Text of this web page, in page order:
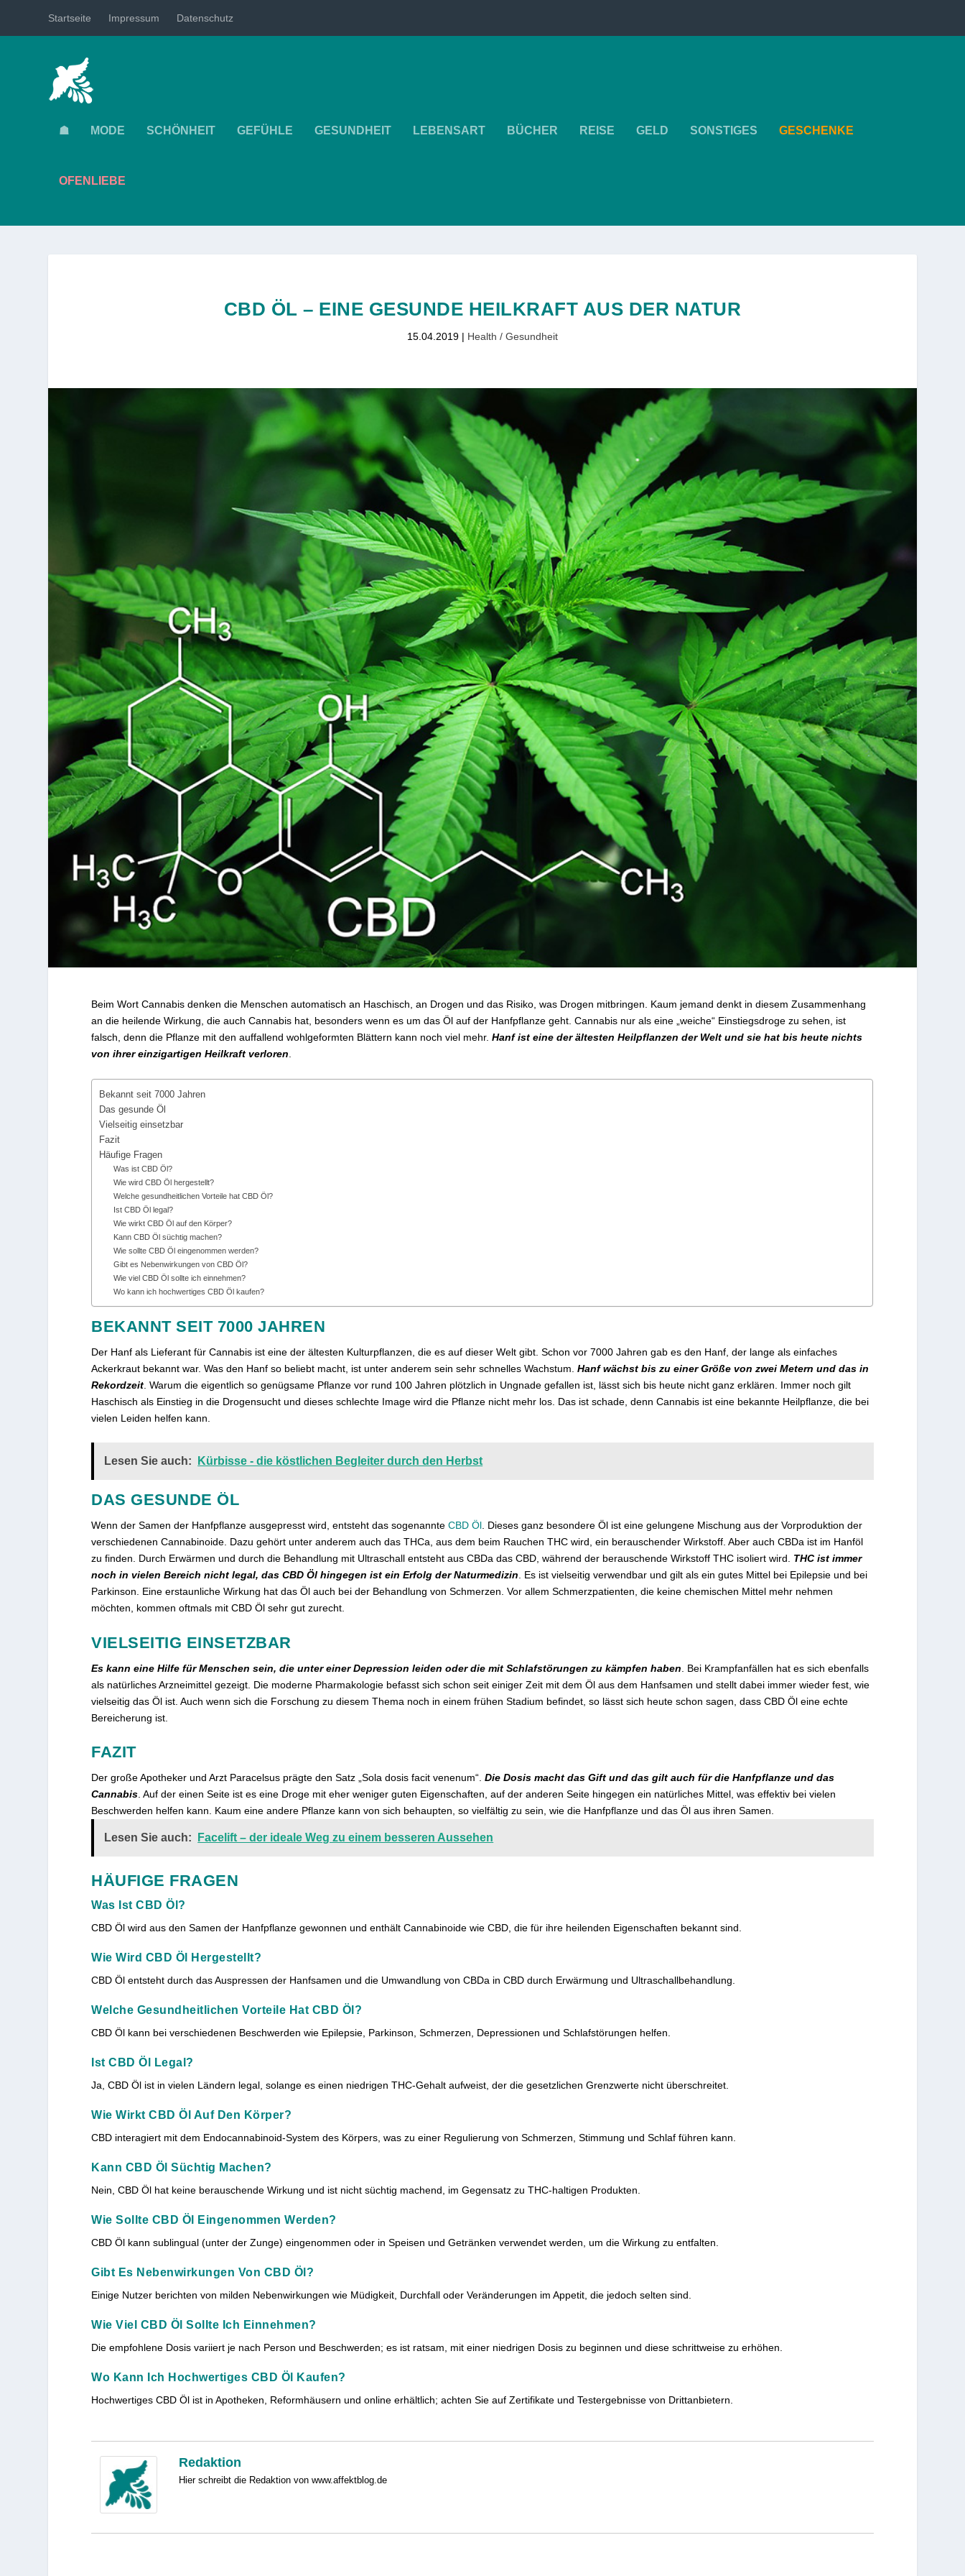
Startseite Impressum Datenschutz
☗ MODE SCHÖNHEIT GEFÜHLE GESUNDHEIT LEBENSART BÜCHER REISE GELD SONSTIGES GESCHENKE
OFENLIEBE
CBD ÖL – EINE GESUNDE HEILKRAFT AUS DER NATUR
15.04.2019 | Health / Gesundheit
Beim Wort Cannabis denken die Menschen automatisch an Haschisch, an Drogen und das Risiko, was Drogen mitbringen. Kaum jemand denkt in diesem Zusammenhang
an die heilende Wirkung, die auch Cannabis hat, besonders wenn es um das Öl auf der Hanfpflanze geht. Cannabis nur als eine „weiche“ Einstiegsdroge zu sehen, ist
falsch, denn die Pflanze mit den auffallend wohlgeformten Blättern kann noch viel mehr.Hanf ist eine der ältesten Heilpflanzen der Welt und sie hat bis heute nichts
von ihrer einzigartigen Heilkraft verloren.
Bekannt seit 7000 Jahren
Das gesunde Öl
Vielseitig einsetzbar
Fazit
Häufige Fragen
Was ist CBD Öl?
Wie wird CBD Öl hergestellt?
Welche gesundheitlichen Vorteile hat CBD Öl?
Ist CBD Öl legal?
Wie wirkt CBD Öl auf den Körper?
Kann CBD Öl süchtig machen?
Wie sollte CBD Öl eingenommen werden?
Gibt es Nebenwirkungen von CBD Öl?
Wie viel CBD Öl sollte ich einnehmen?
Wo kann ich hochwertiges CBD Öl kaufen?
BEKANNT SEIT 7000 JAHREN
Der Hanf als Lieferant für Cannabis ist eine der ältesten Kulturpflanzen, die es auf dieser Welt gibt. Schon vor 7000 Jahren gab es den Hanf, der lange als einfaches
Ackerkraut bekannt war. Was den Hanf so beliebt macht, ist unter anderem sein sehr schnelles Wachstum.Hanf wächst bis zu einer Größe von zwei Metern und das in
Rekordzeit . Warum die eigentlich so genügsame Pflanze vor rund 100 Jahren plötzlich in Ungnade gefallen ist, lässt sich bis heute nicht ganz erklären. Immer noch gilt
Haschisch als Einstieg in die Drogensucht und dieses schlechte Image wird die Pflanze nicht mehr los. Das ist schade, denn Cannabis ist eine bekannte Heilpflanze, die bei
vielen Leiden helfen kann.
Lesen Sie auch: Kürbisse - die köstlichen Begleiter durch den Herbst
DAS GESUNDE ÖL
Wenn der Samen der Hanfpflanze ausgepresst wird, entsteht das sogenannteCBD Öl . Dieses ganz besondere Öl ist eine gelungene Mischung aus der Vorproduktion der
verschiedenen Cannabinoide. Dazu gehört unter anderem auch das THCa, aus dem beim Rauchen THC wird, ein berauschender Wirkstoff. Aber auch CBDa ist im Hanföl
zu finden. Durch Erwärmen und durch die Behandlung mit Ultraschall entsteht aus CBDa das CBD, während der berauschende Wirkstoff THC isoliert wird. THC ist immer
noch in vielen Bereich nicht legal, das CBD Öl hingegen ist ein Erfolg der Naturmedizin . Es ist vielseitig verwendbar und gilt als ein gutes Mittel bei Epilepsie und bei
Parkinson. Eine erstaunliche Wirkung hat das Öl auch bei der Behandlung von Schmerzen. Vor allem Schmerzpatienten, die keine chemischen Mittel mehr nehmen
möchten, kommen oftmals mit CBD Öl sehr gut zurecht.
VIELSEITIG EINSETZBAR
Es kann eine Hilfe für Menschen sein, die unter einer Depression leiden oder die mit Schlafstörungen zu kämpfen haben . Bei Krampfanfällen hat es sich ebenfalls
als natürliches Arzneimittel gezeigt. Die moderne Pharmakologie befasst sich schon seit einiger Zeit mit dem Öl aus dem Hanfsamen und stellt dabei immer wieder fest, wie
vielseitig das Öl ist. Auch wenn sich die Forschung zu diesem Thema noch in einem frühen Stadium befindet, so lässt sich heute schon sagen, dass CBD Öl eine echte
Bereicherung ist.
FAZIT
Der große Apotheker und Arzt Paracelsus prägte den Satz „Sola dosis facit venenum“.Die Dosis macht das Gift und das gilt auch für die Hanfpflanze und das
Cannabis . Auf der einen Seite ist es eine Droge mit eher weniger guten Eigenschaften, auf der anderen Seite hingegen ein natürliches Mittel, was effektiv bei vielen
Beschwerden helfen kann. Kaum eine andere Pflanze kann von sich behaupten, so vielfältig zu sein, wie die Hanfpflanze und das Öl aus ihren Samen.
Lesen Sie auch: Facelift – der ideale Weg zu einem besseren Aussehen
HÄUFIGE FRAGEN
Was Ist CBD Öl?
CBD Öl wird aus den Samen der Hanfpflanze gewonnen und enthält Cannabinoide wie CBD, die für ihre heilenden Eigenschaften bekannt sind.
Wie Wird CBD Öl Hergestellt?
CBD Öl entsteht durch das Auspressen der Hanfsamen und die Umwandlung von CBDa in CBD durch Erwärmung und Ultraschallbehandlung.
Welche Gesundheitlichen Vorteile Hat CBD Öl?
CBD Öl kann bei verschiedenen Beschwerden wie Epilepsie, Parkinson, Schmerzen, Depressionen und Schlafstörungen helfen.
Ist CBD Öl Legal?
Ja, CBD Öl ist in vielen Ländern legal, solange es einen niedrigen THC-Gehalt aufweist, der die gesetzlichen Grenzwerte nicht überschreitet.
Wie Wirkt CBD Öl Auf Den Körper?
CBD interagiert mit dem Endocannabinoid-System des Körpers, was zu einer Regulierung von Schmerzen, Stimmung und Schlaf führen kann.
Kann CBD Öl Süchtig Machen?
Nein, CBD Öl hat keine berauschende Wirkung und ist nicht süchtig machend, im Gegensatz zu THC-haltigen Produkten.
Wie Sollte CBD Öl Eingenommen Werden?
CBD Öl kann sublingual (unter der Zunge) eingenommen oder in Speisen und Getränken verwendet werden, um die Wirkung zu entfalten.
Gibt Es Nebenwirkungen Von CBD Öl?
Einige Nutzer berichten von milden Nebenwirkungen wie Müdigkeit, Durchfall oder Veränderungen im Appetit, die jedoch selten sind.
Wie Viel CBD Öl Sollte Ich Einnehmen?
Die empfohlene Dosis variiert je nach Person und Beschwerden; es ist ratsam, mit einer niedrigen Dosis zu beginnen und diese schrittweise zu erhöhen.
Wo Kann Ich Hochwertiges CBD Öl Kaufen?
Hochwertiges CBD Öl ist in Apotheken, Reformhäusern und online erhältlich; achten Sie auf Zertifikate und Testergebnisse von Drittanbietern.
Redaktion
Hier schreibt die Redaktion von www.affektblog.de